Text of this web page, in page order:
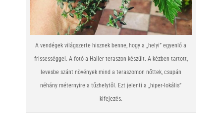
A vendégek világszerte hisznek benne, hogy a „helyi” egyenlő a
frissességgel. A fotó a Haller-teraszon készült. A kézben tartott,
levesbe szánt növények mind a teraszomon nőttek, csupán
néhány méternyire a tűzhelytől. Ezt jelenti a „hiper-lokális”
kifejezés.